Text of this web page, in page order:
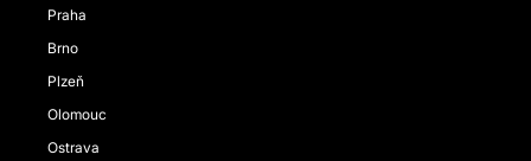
Praha
Brno
Plzeň
Olomouc
Ostrava